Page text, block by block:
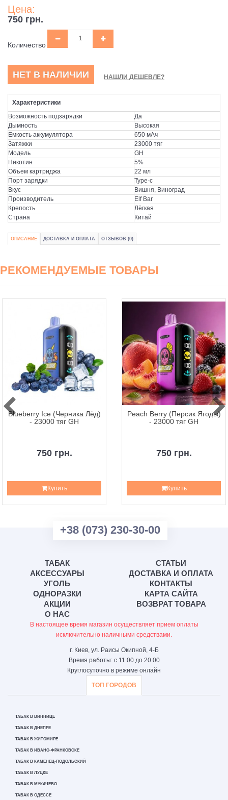
Цена:
750 грн.
Количество
НЕТ В НАЛИЧИИ НАШЛИ ДЕШЕВЛЕ?
Характеристики
Возможность подзарядки
Да
Дымность
Высокая
Емкость аккумулятора
650 мАч
Затяжки
23000 тяг
Модель
GH
Никотин
5%
Объем картриджа
22 мл
Порт зарядки
Type-c
Вкус
Вишня, Виноград
Производитель
Elf Bar
Крепость
Лёгкая
Страна
Китай
ОПИСАНИЕ ДОСТАВКА И ОПЛАТА ОТЗЫВОВ (0)
РЕКОМЕНДУЕМЫЕ ТОВАРЫ
Blueberry Ice (Черника Лёд)
- 23000 тяг GH
750 грн.
Купить
Peach Berry (Персик Ягоды)
- 23000 тяг GH
750 грн.
Купить
+38 (073) 230-30-00
ТАБАК
АКСЕССУАРЫ
УГОЛЬ
ОДНОРАЗКИ
АКЦИИ
О НАС
СТАТЬИ
ДОСТАВКА И ОПЛАТА
КОНТАКТЫ
КАРТА САЙТА
ВОЗВРАТ ТОВАРА
В настоящее время магазин осуществляет прием оплаты
исключительно наличными средствами.
г. Киев, ул. Раисы Окипной, 4-Б
Время работы: с 11.00 до 20.00
Круглосуточно в режиме онлайн
ТОП ГОРОДОВ
ТАБАК В ВИННИЦЕ
ТАБАК В ДНЕПРЕ
ТАБАК В ЖИТОМИРЕ
ТАБАК В ИВАНО-ФРАНКОВСКЕ
ТАБАК В КАМЕНЕЦ-ПОДОЛЬСКИЙ
ТАБАК В ЛУЦКЕ
ТАБАК В МУКАЧЕВО
ТАБАК В ОДЕССЕ